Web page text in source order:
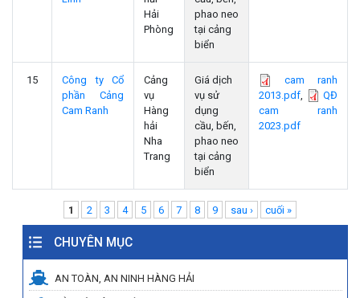
Hải
Phòng
phao neo
tại cảng
biển
15
Công ty Cổ
phần Cảng
Cam Ranh
Cảng
vụ
Hàng
hải
Nha
Trang
Giá dịch
vụ sử
dụng
cầu, bến,
phao neo
tại cảng
biển
cam ranh
2013.pdf
QĐ
cam ranh
2023.pdf
Pages
1 2 3 4 5 6 7 8 9 sau › cuối »
CHUYÊN MỤC
AN TOÀN, AN NINH HÀNG HẢI